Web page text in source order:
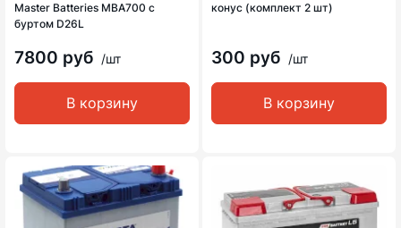
Master Batteries MBA700 с
буртом D26L
7800 руб /шт
В корзину
конус (комплект 2 шт)
300 руб /шт
В корзину